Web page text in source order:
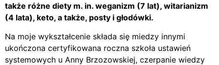
także różne diety m. in. weganizm (7 lat), witarianizm
(4 lata), keto, a także, posty i głodówki.
Na moje wykształcenie składa się miedzy innymi
ukończona certyfikowana roczna szkoła ustawień
systemowych u Anny Brzozowskiej, czerpanie wiedzy